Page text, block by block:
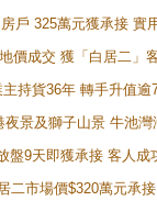
戶 325萬元獲承接 實
價成交 獲「白居二」
持貨36年 轉手升值逾
景及獅子山景 牛池
盤9天即獲承接 客人
二市場價$320萬元承接